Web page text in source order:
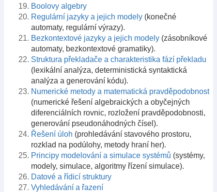
Boolovy algebry
Regulární jazyky a jejich modely (konečné
automaty, regulární výrazy).
Bezkontextové jazyky a jejich modely (zásobníkové
automaty, bezkontextové gramatiky).
Struktura překladače a charakteristika fází překladu
(lexikální analýza, deterministická syntaktická
analýza a generování kódu).
Numerické metody a matematická pravděpodobnost
(numerické řešení algebraických a obyčejných
diferenciálních rovnic, rozložení pravděpodobnosti,
generování pseudonáhodných čísel).
Řešení úloh (prohledávání stavového prostoru,
rozklad na podúlohy, metody hraní her).
Principy modelování a simulace systémů (systémy,
modely, simulace, algoritmy řízení simulace).
Datové a řídicí struktury
Vyhledávání a řazení